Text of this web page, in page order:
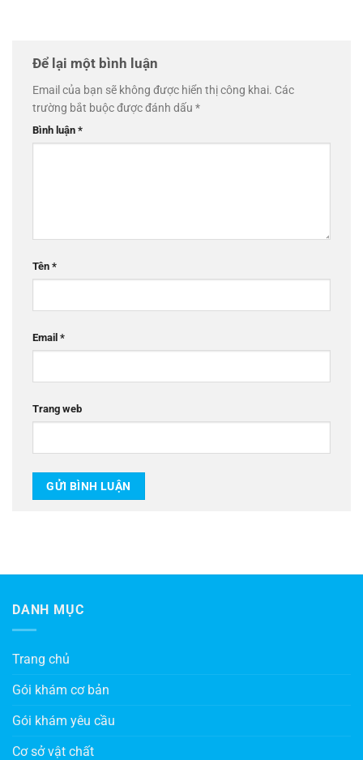
Để lại một bình luận
Email của bạn sẽ không được hiển thị công khai. Các
trường bắt buộc được đánh dấu *
Bình luận *
Tên *
Email *
Trang web
DANH MỤC
Trang chủ
Gói khám cơ bản
Gói khám yêu cầu
Cơ sở vật chất